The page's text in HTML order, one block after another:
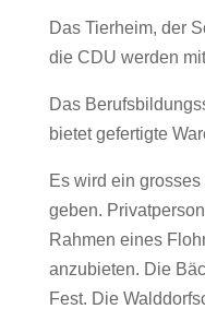
Das Tierheim, der
die CDU werden
Das
bietet gefertigte
Es wird ein
geben.
Rahmen eines
anzubieten. Die
Fest. Die